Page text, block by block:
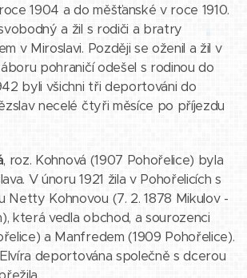
1904 a do měšťanské v roce 1910.
a žil s rodiči a bratry
v Miroslavi. Později se oženil a žil v
pohraničí odešel s rodinou do
byli všichni tři deportováni do
necelé čtyři měsíce po příjezdu
, roz. Kohnová (1907 Pohořelice) byla
V únoru 1921 žila v Pohořelicích s
Netty Kohnovou (7. 2. 1878 Mikulov -
která vedla obchod, a sourozenci
a Manfredem (1909 Pohořelice).
deportována společně s dcerou